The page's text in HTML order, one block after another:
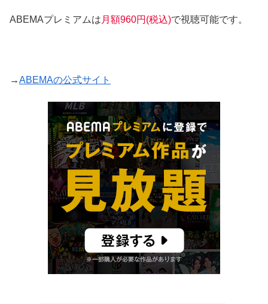
ABEMAプレミアムは 月額960円(税込)で視聴可能です。
→ABEMAの公式サイト